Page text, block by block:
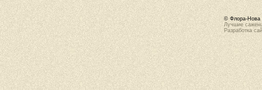
© Флора-Нова
Лучшие
Разработка